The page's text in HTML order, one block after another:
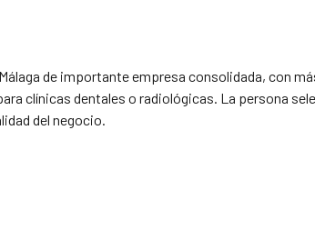
de importante empresa consolidada, con
clínicas dentales o radiológicas. La persona
del negocio.